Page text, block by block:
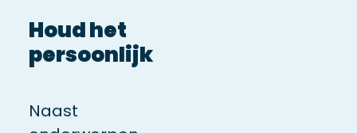
Houd het
persoonlijk
Naast